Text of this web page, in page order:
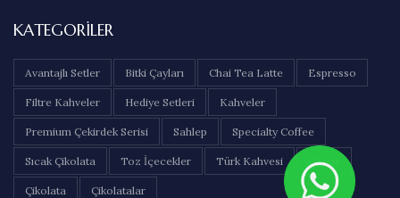
KATEGORILER
Avantajlı Setler Bitki Çayları Chai Tea Latte Espresso
Filtre Kahveler Hediye Setleri Kahveler
Premium Çekirdek Serisi Sahlep Specialty Coffee
Sıcak Çikolata Toz İçecekler Türk Kahvesi Çaylar
Çikolata Çikolatalar